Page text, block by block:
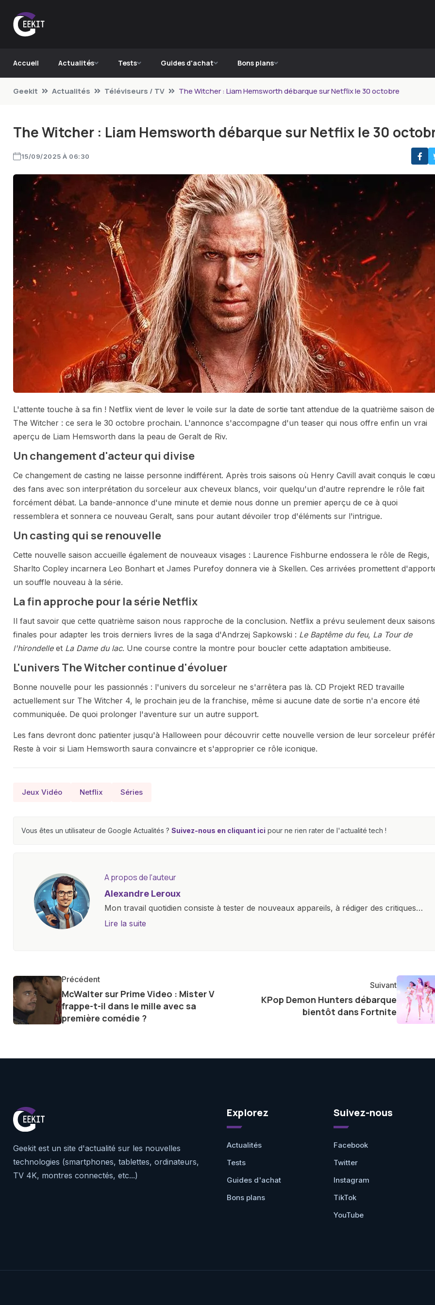
Accueil Actualités Tests Guides d'achat Bons plans
Geekit Actualités Téléviseurs / TV The Witcher : Liam Hemsworth débarque sur Netflix le 30 octobre
The Witcher : Liam Hemsworth débarque sur Netflix le 30
15/09/2025 À 06:30
L'attente touche à sa fin ! Netflix vient de lever le voile sur la date de sortie tant attendue de la quatrième saison de
The Witcher : ce sera le 30 octobre prochain. L'annonce s'accompagne d'un teaser qui nous offre enfin un vrai
aperçu de Liam Hemsworth dans la peau de Geralt de Riv.
Un changement d'acteur qui divise
Ce changement de casting ne laisse personne indifférent. Après trois saisons où Henry Cavill avait conquis le
des fans avec son interprétation du sorceleur aux cheveux blancs, voir quelqu'un d'autre reprendre le rôle fait
forcément débat. La bande-annonce d'une minute et demie nous donne un premier aperçu de ce à quoi
ressemblera et sonnera ce nouveau Geralt, sans pour autant dévoiler trop d'éléments sur l'intrigue.
Un casting qui se renouvelle
Cette nouvelle saison accueille également de nouveaux visages : Laurence Fishburne endossera le rôle de Regis,
Sharlto Copley incarnera Leo Bonhart et James Purefoy donnera vie à Skellen. Ces arrivées promettent
un souffle nouveau à la série.
La fin approche pour la série Netflix
Il faut savoir que cette quatrième saison nous rapproche de la conclusion. Netflix a prévu seulement deux saisons
finales pour adapter les trois derniers livres de la saga d'Andrzej Sapkowski : Le Baptême du feu, La Tour de
l'hirondelleet La Dame du lac. Une course contre la montre pour boucler cette adaptation ambitieuse.
L'univers The Witcher continue d'évoluer
Bonne nouvelle pour les passionnés : l'univers du sorceleur ne s'arrêtera pas là. CD Projekt RED travaille
actuellement sur The Witcher 4, le prochain jeu de la franchise, même si aucune date de sortie n'a encore été
communiquée. De quoi prolonger l'aventure sur un autre support.
Les fans devront donc patienter jusqu'à Halloween pour découvrir cette nouvelle version de leur sorceleur
Reste à voir si Liam Hemsworth saura convaincre et s'approprier ce rôle iconique.
Jeux Vidéo Netflix Séries
Vous êtes un utilisateur de Google Actualités ? Suivez-nous en cliquant ici pour ne rien rater de l'actualité tech !
A propos de l'auteur
Alexandre Leroux
Mon travail quotidien consiste à tester de nouveaux appareils, à rédiger des critiques
objectives, à couvrir des lancements de produits, et à interviewer des acteurs clés de
Lire la suite
Précédent
McWalter sur Prime Video : Mister V
frappe-t-il dans le mille avec sa
première comédie ?
Suivant
KPop Demon Hunters débarque
bientôt dans Fortnite
Geekit est un site d'actualité sur les nouvelles
technologies (smartphones, tablettes, ordinateurs,
TV 4K, montres connectés, etc...)
Explorez
Actualités
Tests
Guides d'achat
Bons plans
Suivez-nous
Facebook
Twitter
Instagram
TikTok
YouTube